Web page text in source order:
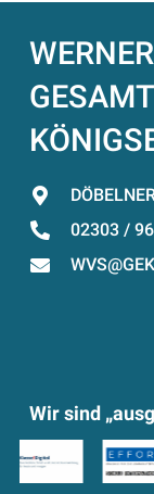
02303 /
Wir sind